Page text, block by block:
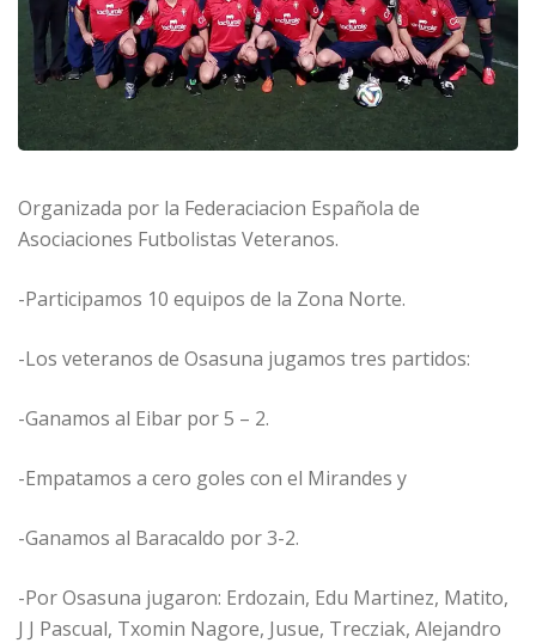
Organizada por la Federaciacion Española de
Asociaciones Futbolistas Veteranos.
-Participamos 10 equipos de la Zona Norte.
-Los veteranos de Osasuna jugamos tres partidos:
-Ganamos al Eibar por 5 – 2.
-Empatamos a cero goles con el Mirandes y
-Ganamos al Baracaldo por 3-2.
-Por Osasuna jugaron: Erdozain, Edu Martinez, Matito,
J J Pascual, Txomin Nagore, Jusue, Trecziak, Alejandro